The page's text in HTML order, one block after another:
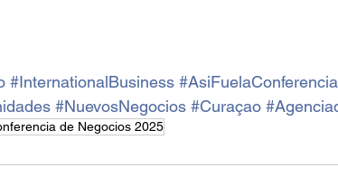
#InternationalBusiness #AsiFuelaConferencia
#NuevosNegocios #Curaçao
de Negocios 2025